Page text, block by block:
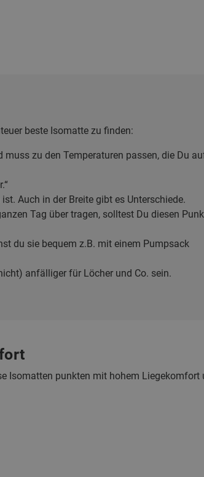
beste Isomatte zu finden:
zu den Temperaturen passen, die Du
Auch in der Breite gibt es Unterschiede.
Tag über tragen, solltest Du diesen
du sie bequem z.B. mit einem Pumpsack
anfälliger für Löcher und Co. sein.
Isomatten punkten mit hohem Liegekomfort